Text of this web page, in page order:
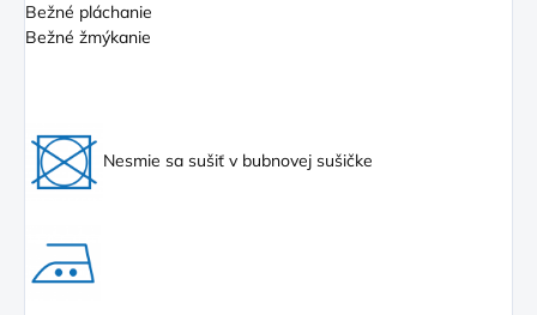
Bežné pláchanie
Bežné žmýkanie
Nesmie sa sušiť v bubnovej sušičke